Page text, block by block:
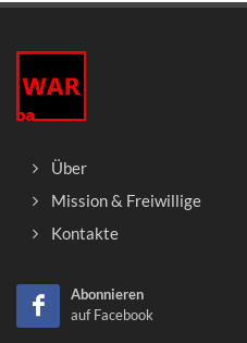
Über
Mission & Freiwillige
Kontakte
Abonnieren
auf Facebook